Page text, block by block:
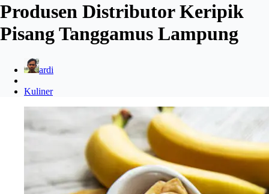
Produsen Distributor Keripik
Pisang Tanggamus Lampung
ardi
Kuliner